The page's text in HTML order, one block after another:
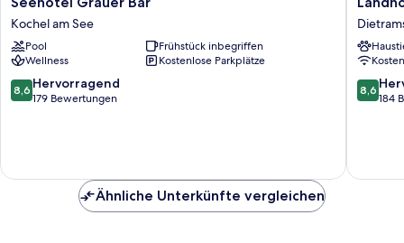
Grauer
Bär
Kochel
am
See
Kochel am See
Pool
Frühstück inbegriffen
Wellness
Kostenlose Parkplätze
8.6
von
8,6 Hervorragend
179 Bewertungen
&
Gasthof
8.6
von
8,6
184
Ähnliche Unterkünfte vergleichen